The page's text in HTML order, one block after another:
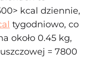
kcal dziennie,
tygodniowo, co
około 0.45 kg,
= 7800